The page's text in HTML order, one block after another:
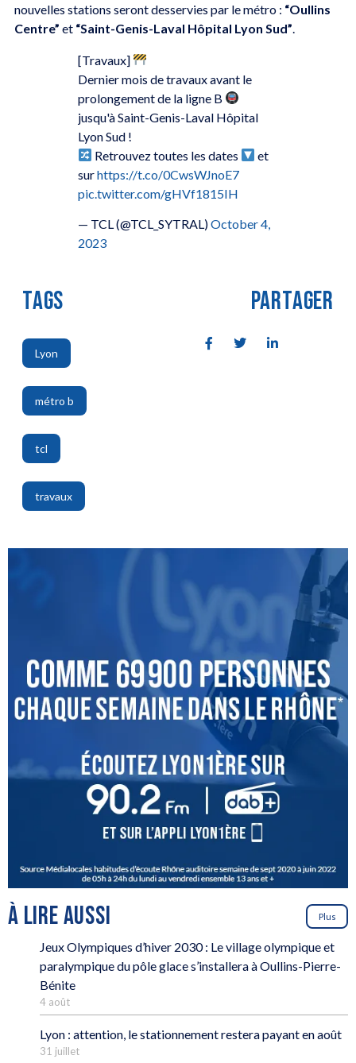
nouvelles stations seront desservies par le métro : “Oullins
Centre” et “Saint-Genis-Laval Hôpital Lyon Sud”.
[Travaux]
Dernier mois de travaux avant le
prolongement de la ligne B
jusqu'à Saint-Genis-Laval Hôpital
Lyon Sud !
Retrouvez toutes les dates
et
surhttps://t.co/0CwsWJnoE7
pic.twitter.com/gHVf1815IH
— TCL (@TCL_SYTRAL)October 4,
2023
TAGS
Lyon
,
métro b
,
tcl
,
travaux
PARTAGER
À LIRE AUSSI Plus
Jeux Olympiques d’hiver 2030 : Le village olympique et
paralympique du pôle glace s’installera à Oullins-Pierre-
Bénite
4 août
Lyon : attention, le stationnement restera payant en août
31 juillet